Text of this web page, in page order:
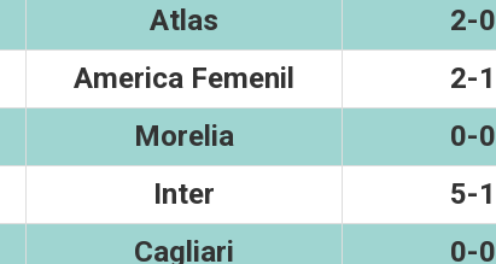
Atlas 2-0
America Femenil 2-1
Morelia 0-0
Inter 5-1
Cagliari 0-0